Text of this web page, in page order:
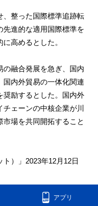
整った国際標準追跡転
進的な適用国際標準を
高めるとした。
融合発展を急ぎ、国内
内外貿易の一体化関連
奨励するとした。国内外
ェーンの中核企業が川
市場を共同開拓すること
）」2023年12月12日
アプリ